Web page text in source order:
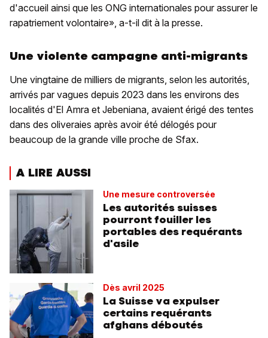
d'accueil ainsi que les ONG internationales pour assurer le
rapatriement volontaire», a-t-il dit à la presse.
Une violente campagne anti-migrants
Une vingtaine de milliers de migrants, selon les autorités,
arrivés par vagues depuis 2023 dans les environs des
localités d'El Amra et Jebeniana, avaient érigé des tentes
dans des oliveraies après avoir été délogés pour
beaucoup de la grande ville proche de Sfax.
A LIRE AUSSI
Une mesure controversée
Les autorités suisses
pourront fouiller les
portables des requérants
d'asile
Dès avril 2025
La Suisse va expulser
certains requérants
afghans déboutés